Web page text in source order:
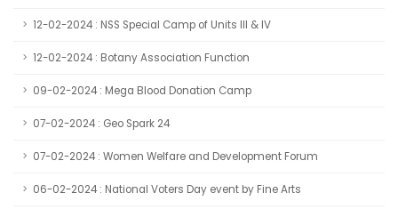
12-02-2024 : NSS Special Camp of Units III & IV
12-02-2024 : Botany Association Function
09-02-2024 : Mega Blood Donation Camp
07-02-2024 : Geo Spark 24
07-02-2024 : Women Welfare and Development Forum
06-02-2024 : National Voters Day event by Fine Arts